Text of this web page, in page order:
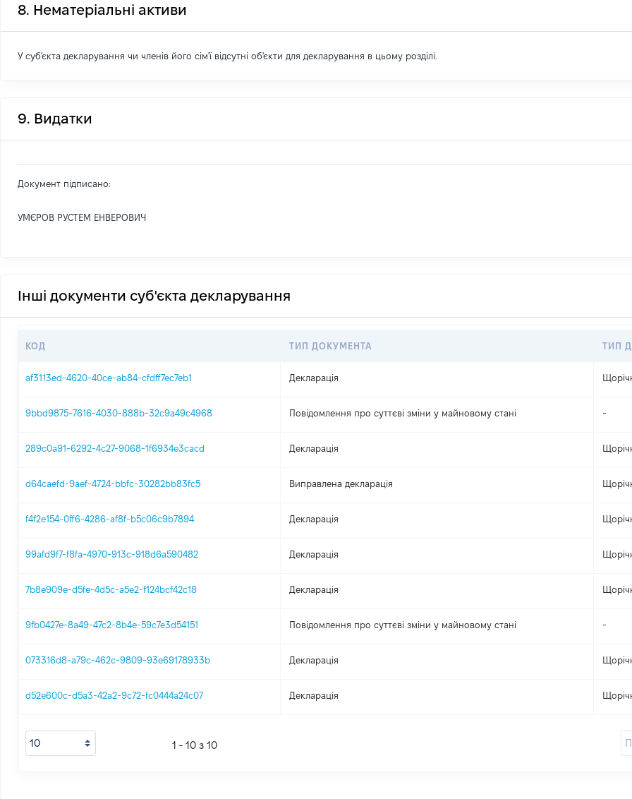
8. Нематеріальні активи
У суб'єкта декларування чи членів його сім'ї відсутні об'єкти для декларування в цьому розділі.
9. Видатки
Документ підписано:
УМЄРОВ РУСТЕМ ЕНВЕРОВИЧ
Інші документи суб'єкта декларування
КОД ТИП ДОКУМЕНТА ТИП
af3113ed-4620-40ce-ab84-cfdff7ec7eb1 Декларація
9bbd9875-7616-4030-888b-32c9a49c4968 Повідомлення про суттєві зміни y майновому стані -
289c0a91-6292-4c27-9068-1f6934e3cacd Декларація
d64caefd-9aef-4724-bbfc-30282bb83fc5 Виправлена декларація
f4f2e154-0ff6-4286-af8f-b5c06c9b7894 Декларація
99afd9f7-f8fa-4970-913c-918d6a590482 Декларація
7b8e909e-d5fe-4d5c-a5e2-f124bcf42c18 Декларація
9fb0427e-8a49-47c2-8b4e-59c7e3d54151 Повідомлення про суттєві зміни y майновому стані -
073316d8-a79c-462c-9809-93e69178933b Декларація
d52e600c-d5a3-42a2-9c72-fc0444a24c07 Декларація
1 - 10 з 10